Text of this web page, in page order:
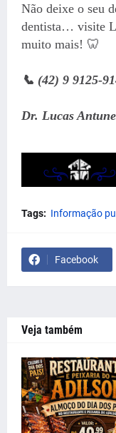
Não deixe o seu
dentista… visite
muito mais! 🦷
📞 (42) 9 9125-
Dr. Lucas
Tags: Informação
Facebook
Veja também